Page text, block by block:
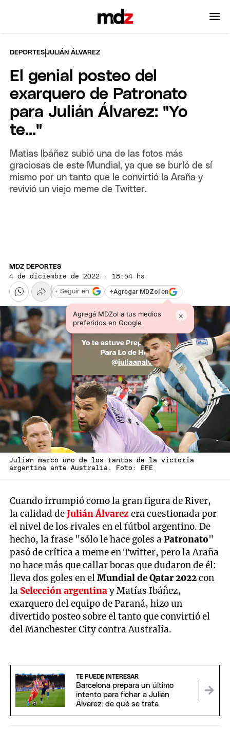
DEPORTES |JULIÁN ÁLVAREZ
El genial posteo del
exarquero de Patronato
para Julián Álvarez: "Yo
te..."
Matías Ibáñez subió una de las fotos más
graciosas de este Mundial, ya que se burló de sí
mismo por un tanto que le convirtió la Araña y
revivió un viejo meme de Twitter.
MDZ DEPORTES
4 de diciembre de 2022 · 18:54 hs
+Agregar MDZol en
Agregá MDZol a tus medios
preferidos en Google
×
+ Seguir en
Julián marcó uno de los tantos de la victoria
argentina ante Australia. Foto: EFE
Cuando irrumpió como la gran figura de River,
la calidad deJulián Álvarez era cuestionada por
el nivel de los rivales en el fútbol argentino. De
hecho, la frase "sólo le hace goles aPatronato"
pasó de crítica a meme en Twitter, pero la Araña
no hace más que callar bocas que dudaron de él:
lleva dos goles en elMundial de Qatar 2022con
la Selección argentinay Matías Ibáñez,
exarquero del equipo de Paraná, hizo un
divertido posteo sobre el tanto que convirtió el
del Manchester City contra Australia.
TE PUEDE INTERESAR
Barcelona prepara un último
intento para fichar a Julián
Álvarez: de qué se trata